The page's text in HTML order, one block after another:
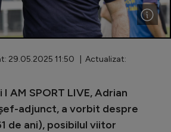
29.05.2025 11:50 | Actualizat:
AM SPORT LIVE, Adrian
adjunct, a vorbit despre
de ani), posibilul viitor